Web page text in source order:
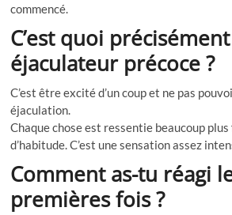
commencé.
C’est quoi
éjaculateur précoce ?
C’est être excité d’un coup et ne pas
éjaculation.
Chaque chose est ressentie beaucoup
d’habitude. C’est une sensation assez
Comment as-tu réagi
premières fois ?